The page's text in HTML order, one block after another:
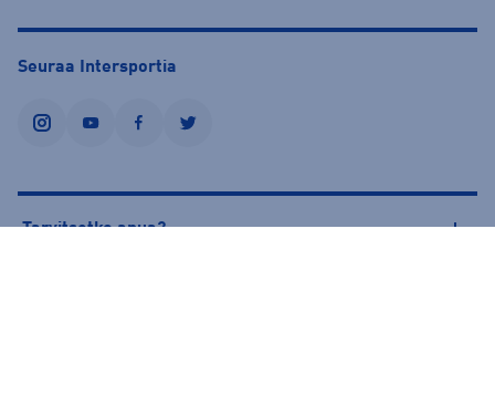
Seuraa Intersportia
instagramyoutubefacebooktwitter
Tarvitsetko apua?